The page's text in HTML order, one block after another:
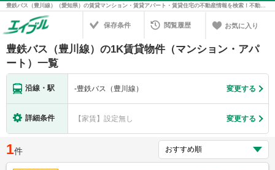
豊鉄バス（豊川線）（愛知県）の賃貸マンション・賃貸アパート・賃貸住宅の不動産情報を検索！不動産賃貸の物件探しは、お部屋探しのエイブル
保存条件 閲覧履歴 お気に入り
豊鉄バス（豊川線）の1K賃貸物件（マンション・アパ
ート）一覧
沿線・駅 -豊鉄バス（豊川線） 変更する
詳細条件 【家賃】設定無し 変更する
1件